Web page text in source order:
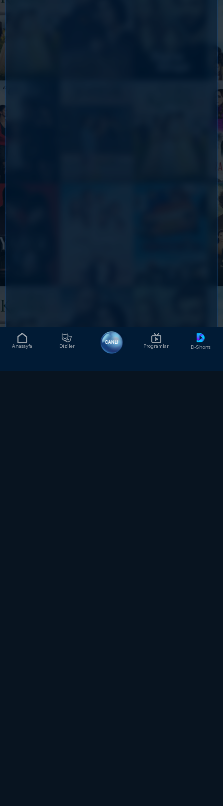
Anasayfa Diziler
CANLI
Programlar D-Shorts